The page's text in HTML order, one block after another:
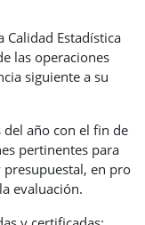
Calidad Estadística
las operaciones
siguiente a su
del año con el fin de
pertinentes para
en pro
evaluación.